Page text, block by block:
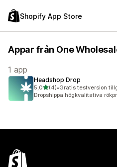
Shopify App Store
Appar från One
1 app
Headshop Drop
5,0av 5 stjärnor
(4)
4 recensioner totalt
•Gratis testversion
Dropshippa högkvalitativa